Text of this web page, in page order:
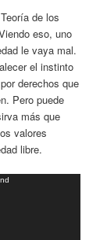
de los
eso, uno
le vaya mal.
el instinto
derechos que
Pero puede
más que
valores
libre.